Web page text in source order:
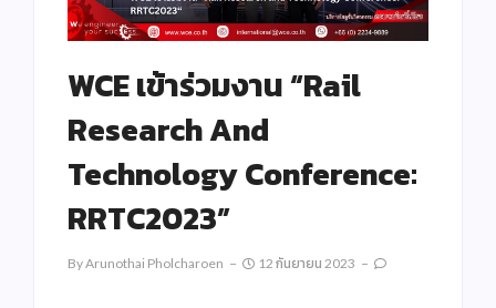
WCE เข้าร่วมงาน “Rail
Research And
Technology Conference:
RRTC2023”
ByArunothai Pholcharoen 12 กันยายน 2023